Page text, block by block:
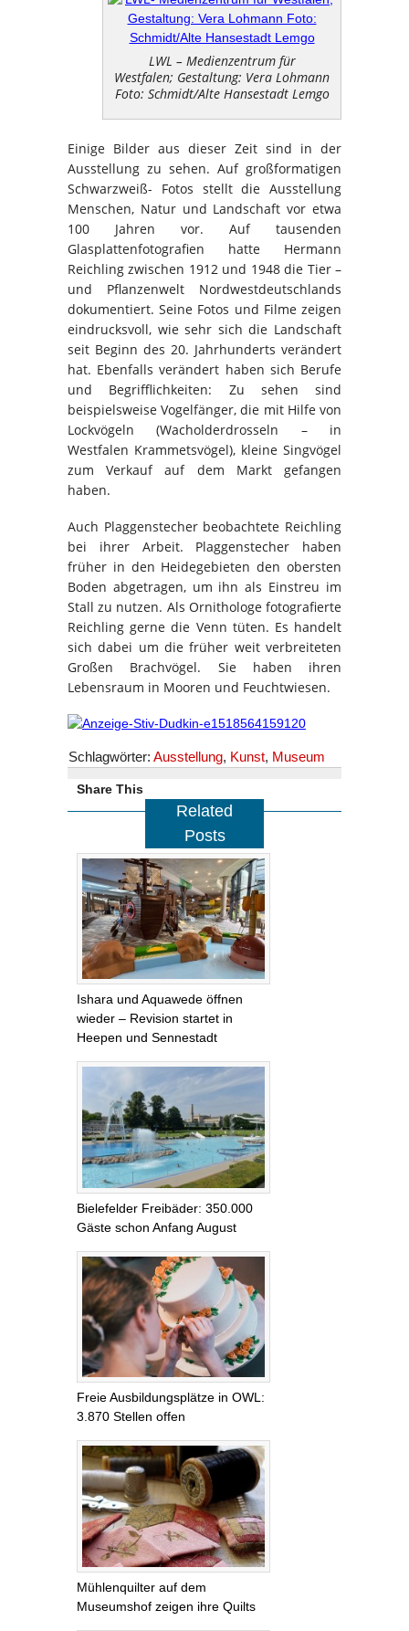
LWL – Medienzentrum für
Westfalen; Gestaltung: Vera Lohmann
Foto: Schmidt/Alte Hansestadt Lemgo
Einige Bilder aus dieser Zeit sind in der
Ausstellung zu sehen. Auf großformatigen
Schwarzweiß- Fotos stellt die Ausstellung
Menschen, Natur und Landschaft vor etwa
100 Jahren vor. Auf tausenden
Glasplattenfotografien hatte Hermann
Reichling zwischen 1912 und 1948 die Tier –
und Pflanzenwelt Nordwestdeutschlands
dokumentiert. Seine Fotos und Filme zeigen
eindrucksvoll, wie sehr sich die Landschaft
seit Beginn des 20. Jahrhunderts verändert
hat. Ebenfalls verändert haben sich Berufe
und Begrifflichkeiten: Zu sehen sind
beispielsweise Vogelfänger, die mit Hilfe von
Lockvögeln (Wacholderdrosseln – in
Westfalen Krammetsvögel), kleine Singvögel
zum Verkauf auf dem Markt gefangen
haben.
Auch Plaggenstecher beobachtete Reichling
bei ihrer Arbeit. Plaggenstecher haben
früher in den Heidegebieten den obersten
Boden abgetragen, um ihn als Einstreu im
Stall zu nutzen. Als Ornithologe fotografierte
Reichling gerne die Venn tüten. Es handelt
sich dabei um die früher weit verbreiteten
Großen Brachvögel. Sie haben ihren
Lebensraum in Mooren und Feuchtwiesen.
Schlagwörter: Ausstellung, Kunst, Museum
Share This
Related
Posts
Ishara und Aquawede öffnen
wieder – Revision startet in
Heepen und Sennestadt
Bielefelder Freibäder: 350.000
Gäste schon Anfang August
Freie Ausbildungsplätze in OWL:
3.870 Stellen offen
Mühlenquilter auf dem
Museumshof zeigen ihre Quilts